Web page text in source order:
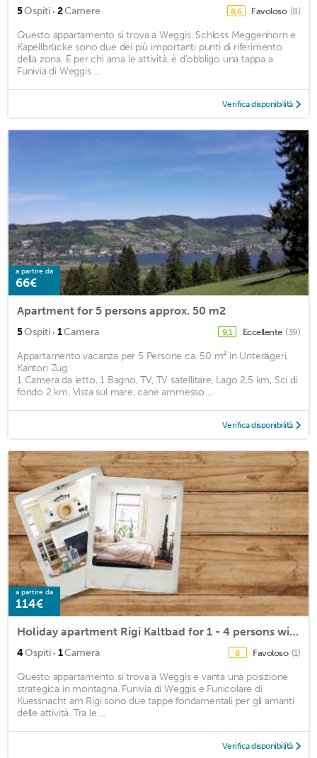
5Ospiti · 2Camere 8,6 Favoloso (8)
Questo appartamento si trova a Weggis. Schloss Meggenhorn e
Kapellbrücke sono due dei più importanti punti di riferimento
della zona. E per chi ama le attività, è d'obbligo una tappa a
Funivia di Weggis ...
Verifica disponibilità
a partire da
66€
Apartment for 5 persons approx. 50 m2
5Ospiti · 1Camera 9,1 Eccellente (39)
Appartamento vacanza per 5 Persone ca. 50 m² in Unterägeri,
Kanton Zug
1 Camera da letto, 1 Bagno, TV, TV satellitare, Lago 2,5 km, Sci di
fondo 2 km, Vista sul mare, cane ammesso ...
Verifica disponibilità
a partire da
114€
Holiday apartment Rigi Kaltbad for 1 - 4 persons with 1 bedroom - Holiday apartment
4Ospiti · 1Camera 8 Favoloso (1)
Questo appartamento si trova a Weggis e vanta una posizione
strategica in montagna. Funivia di Weggis e Funicolare di
Kuessnacht am Rigi sono due tappe fondamentali per gli amanti
delle attività. Tra le ...
Verifica disponibilità